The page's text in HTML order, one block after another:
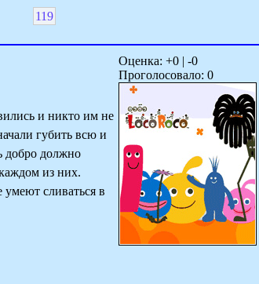
119
и никто им не
губить всю и
добро должно
из них.
сливаться в
Оценка: +0 | -0
Проголосовало: 0